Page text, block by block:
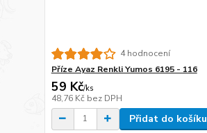
4 hodnocení
Příze Ayaz Renkli Yumos 6195 - 116
59 Kč/ks
48,76 Kč bez DPH
Přidat do košíku